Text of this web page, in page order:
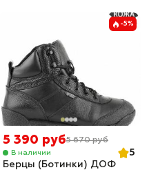
-5%
5 390 руб5 670 руб
В наличии
5
Берцы (Ботинки) ДОФ